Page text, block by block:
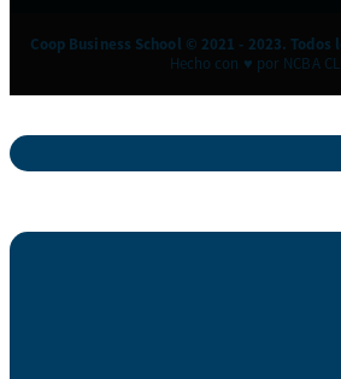
Coop Business School © 2021 - 2023.
Hecho con ♥ por NCBA